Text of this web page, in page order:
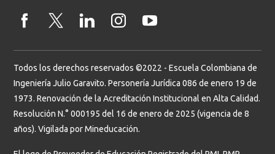
Todos los derechos reservados ©2022 - Escuela Colombiana de
Ingeniería Julio Garavito. Personería Jurídica 086 de enero 19 de
1973. Renovación de la Acreditación Institucional en Alta Calidad.
Resolución N.° 000195 del 16 de enero de 2025 (vigencia de 8
años). Vigilada por Mineducación.